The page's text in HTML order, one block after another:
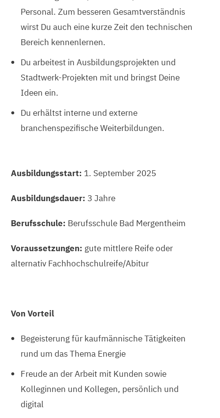
Personal. Zum besseren Gesamtverständnis
wirst Du auch eine kurze Zeit den technischen
Bereich kennenlernen.
Du arbeitest in Ausbildungsprojekten und
Stadtwerk-Projekten mit und bringst Deine
Ideen ein.
Du erhältst interne und externe
branchenspezifische Weiterbildungen.
Ausbildungsstart: 1. September 2025
Ausbildungsdauer: 3 Jahre
Berufsschule: Berufsschule Bad Mergentheim
Voraussetzungen: gute mittlere Reife oder
alternativ Fachhochschulreife/Abitur
Von Vorteil
Begeisterung für kaufmännische Tätigkeiten
rund um das Thema Energie
Freude an der Arbeit mit Kunden sowie
Kolleginnen und Kollegen, persönlich und
digital